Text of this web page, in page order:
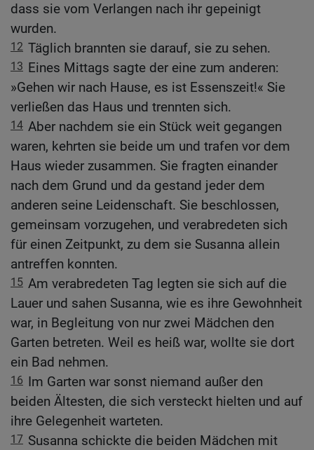
dass sie vom Verlangen nach ihr gepeinigt
wurden.
12 Täglich brannten sie darauf, sie zu sehen.
13 Eines Mittags sagte der eine zum anderen:
»Gehen wir nach Hause, es ist Essenszeit!« Sie
verließen das Haus und trennten sich.
14 Aber nachdem sie ein Stück weit gegangen
waren, kehrten sie beide um und trafen vor dem
Haus wieder zusammen. Sie fragten einander
nach dem Grund und da gestand jeder dem
anderen seine Leidenschaft. Sie beschlossen,
gemeinsam vorzugehen, und verabredeten sich
für einen Zeitpunkt, zu dem sie Susanna allein
antreffen konnten.
15 Am verabredeten Tag legten sie sich auf die
Lauer und sahen Susanna, wie es ihre Gewohnheit
war, in Begleitung von nur zwei Mädchen den
Garten betreten. Weil es heiß war, wollte sie dort
ein Bad nehmen.
16 Im Garten war sonst niemand außer den
beiden Ältesten, die sich versteckt hielten und auf
ihre Gelegenheit warteten.
17 Susanna schickte die beiden Mädchen mit